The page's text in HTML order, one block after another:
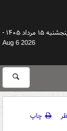
۱۵ مرداد ۱۴۰۵ -
Aug 6 2026
چاپ